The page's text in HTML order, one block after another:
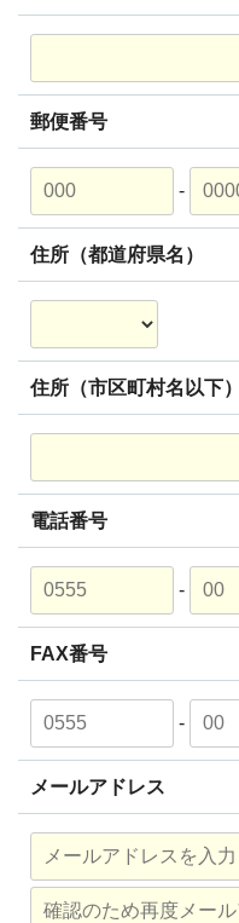
郵便番号
-
住所（都道府県名）
住所（市区町村名以下）
電話番号
-
FAX番号
-
メールアドレス